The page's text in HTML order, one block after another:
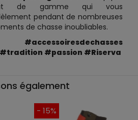
de gamme qui vous
pendant de nombreuses
de chasse inoubliables.
#passion #Riserva
également
- 15%